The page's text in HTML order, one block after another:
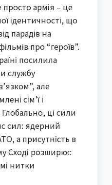
армія – це
ідентичності, що
парадів на
про “героїв”.
посилила
службу
але
сім’ї і
ці сили
сил: ядерний
а присутність в
Сході розширює
нитки